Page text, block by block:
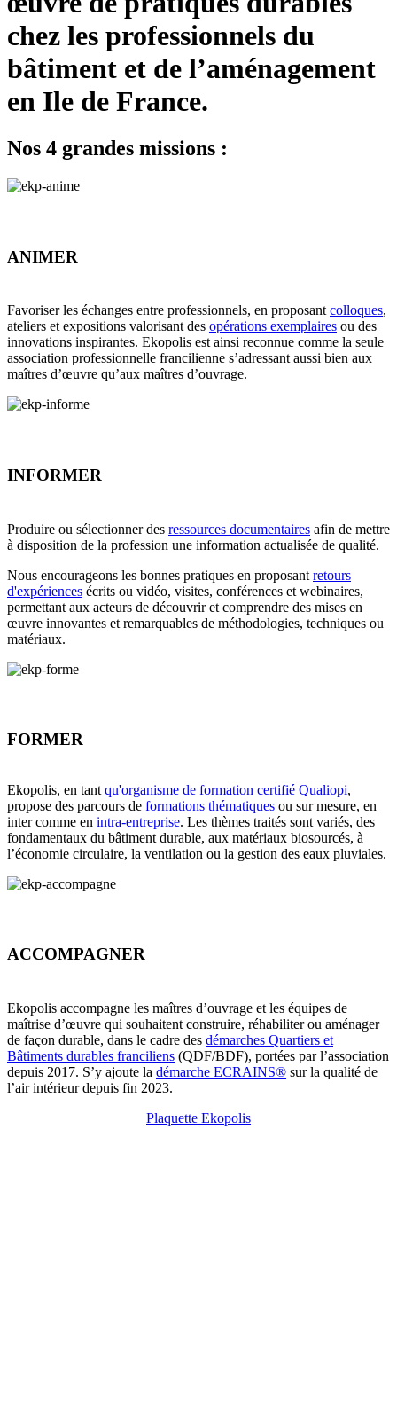
chez les professionnels du
bâtiment et de l’aménagement
en Ile de France.
Nos 4 grandes missions :
ANIMER
Favoriser les échanges entre professionnels, en proposantcolloques,
ateliers et expositions valorisant des opérations exemplaires ou des
innovations inspirantes. Ekopolis est ainsi reconnue comme la seule
association professionnelle francilienne s’adressant aussi bien aux
maîtres d’œuvre qu’aux maîtres d’ouvrage.
INFORMER
Produire ou sélectionner des ressources documentaires afin de mettre
à disposition de la profession une information actualisée de qualité.
Nous encourageons les bonnes pratiques en proposant retours
d'expériences écrits ou vidéo, visites, conférences et webinaires,
permettant aux acteurs de découvrir et comprendre des mises en
œuvre innovantes et remarquables de méthodologies, techniques ou
matériaux.
FORMER
Ekopolis, en tant qu'organisme de formation certifié Qualiopi,
propose des parcours de formations thématiques ou sur mesure, en
inter comme en intra-entreprise. Les thèmes traités sont variés, des
fondamentaux du bâtiment durable, aux matériaux biosourcés, à
l’économie circulaire, la ventilation ou la gestion des eaux pluviales.
ACCOMPAGNER
Ekopolis accompagne les maîtres d’ouvrage et les équipes de
maîtrise d’œuvre qui souhaitent construire, réhabiliter ou aménager
de façon durable, dans le cadre des démarches Quartiers et
Bâtiments durables franciliens (QDF/BDF), portées par l’association
depuis 2017. S’y ajoute la démarche ECRAINS® sur la qualité de
l’air intérieur depuis fin 2023.
Plaquette Ekopolis